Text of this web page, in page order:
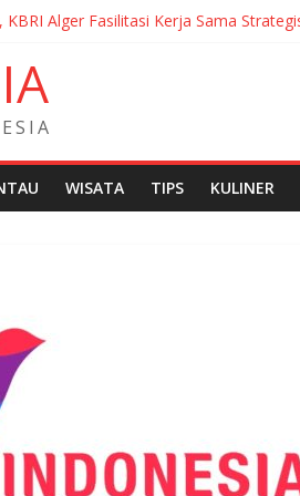
Alger Fasilitasi Kerja Sama
Merah Putih sepanjang 50 Meter
Film Festival 2026 Montréal
Indonesia kepada Komunitas
IA
ES I A
WISATA TIPS KULINER